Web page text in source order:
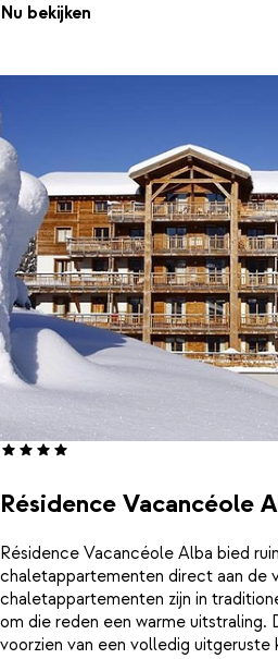
Summit Travel biedt de 4-
vormen en een stapelbed. Verder
Nespresso koffiezetapparaat,
badkamers hebben een douche en
Nu bekijken
Résidence Vacancéole
Résidence Vacancéole Alba bied
chaletappartementen direct aan de
chaletappartementen zijn in
om die reden een warme uitstraling.
voorzien van een volledig uitgeruste